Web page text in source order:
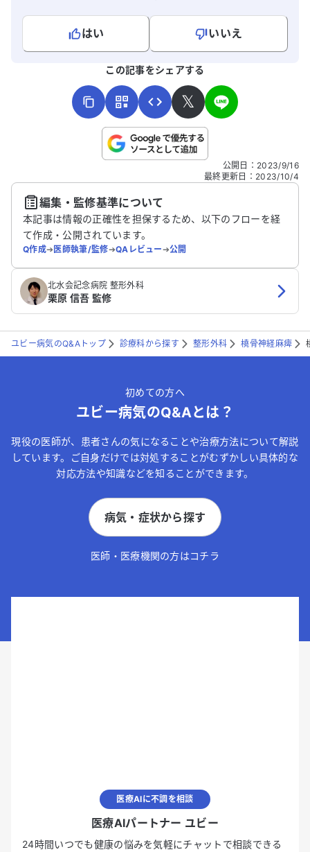
るべきかどうか、アドバイスをいただける
と助かります。
はい
いいえ
こちらは送信専用のフォームです。氏名やご自身の病気の詳細な
送信する
この記事をシェアする
𝕏
公開日 ： 2023/9/16
最終更新日 ： 2023/10/4
編集・監修基準について
本記事は情報の正確性を担保するため、以下のフローを経
て作成・公開されています。
Q作成➔医師執筆/監修➔QAレビュー➔公開
北水会記念病院 整形外科
栗原 信吾 監修
ユビー病気のQ&Aトップ 診療科から探す 整形外科 橈骨神経麻痺
初めての方へ
ユビー病気のQ&Aとは？
現役の医師が、患者さんの気になることや治療方法について解説
しています。ご自身だけでは対処することがむずかしい具体的な
対応方法や知識などを知ることができます。
病気・症状から探す
医師・医療機関の方はコチラ
医療AIに不調を相談
医療AIパートナー ユビー
24時間いつでも健康の悩みを気軽にチャットで相談できる